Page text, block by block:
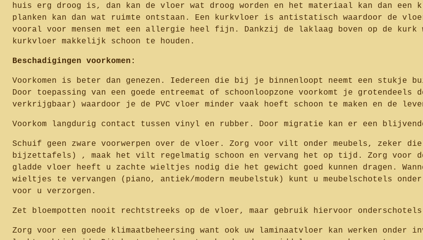
huis erg droog is, dan kan de vloer wat droog worden en het materiaal kan dan een
planken kan dan wat ruimte ontstaan. Een kurkvloer is antistatisch waardoor de
vooral voor mensen met een allergie heel fijn. Dankzij de laklaag boven op de kurk
kurkvloer makkelijk schoon te houden.
Beschadigingen voorkomen:
Voorkomen is beter dan genezen. Iedereen die bij je binnenloopt neemt een stukje
Door toepassing van een goede entreemat of schoonloopzone voorkomt je
verkrijgbaar) waardoor je de PVC vloer minder vaak hoeft schoon te maken en de
Voorkom langdurig contact tussen vinyl en rubber. Door migratie kan er een
Schuif geen zware voorwerpen over de vloer. Zorg voor vilt onder meubels, zeker die
bijzettafels) , maak het vilt regelmatig schoon en vervang het op tijd. Zorg voor
gladde vloer heeft u zachte wieltjes nodig die het gewicht goed kunnen dragen.
wieltjes te vervangen (piano, antiek/modern meubelstuk) kunt u meubelschotels
voor u verzorgen.
Zet bloempotten nooit rechtstreeks op de vloer, maar gebruik hiervoor
Zorg voor een goede klimaatbeheersing want ook uw laminaatvloer kan werken onder